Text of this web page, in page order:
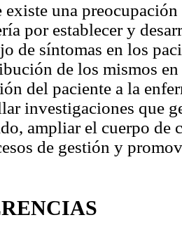
una
por establecer y
de síntomas en los
de los mismos
del paciente a la
investigaciones que
ampliar el cuerpo de
de gestión y